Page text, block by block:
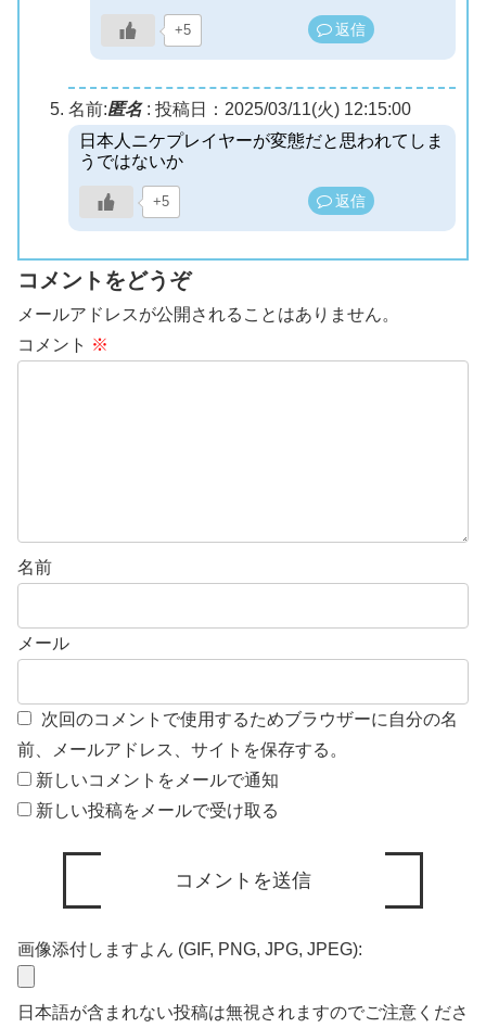
+5 返信
名前:匿名: 投稿日：2025/03/11(火) 12:15:00
日本人ニケプレイヤーが変態だと思われてしま
うではないか
+5 返信
コメントをどうぞ
メールアドレスが公開されることはありません。
コメント ※
名前
メール
次回のコメントで使用するためブラウザーに自分の名
前、メールアドレス、サイトを保存する。
新しいコメントをメールで通知
新しい投稿をメールで受け取る
画像添付しますよん (GIF, PNG, JPG, JPEG):
日本語が含まれない投稿は無視されますのでご注意くださ